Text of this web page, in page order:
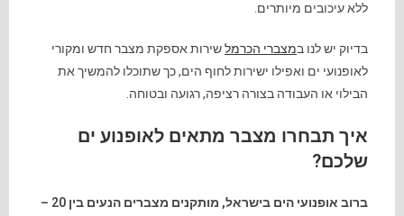
ללא עיכובים מיותרים.
בדיוק יש לנו במצברי הכרמלשירות אספקת מצבר חדש ומקורי
לאופנועי ים ואפילו ישירות לחוף הים, כך שתוכלו להמשיך את
הבילוי או העבודה בצורה רציפה, רגועה ובטוחה.
איך תבחרו מצבר מתאים לאופנוע ים
שלכם?
ברוב אופנועי הים בישראל, מותקנים מצברים הנעים בין 20 –